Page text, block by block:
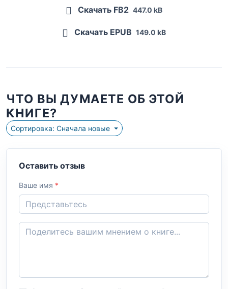
Скачать FB2 447.0 kB
Скачать EPUB 149.0 kB
ЧТО ВЫ ДУМАЕТЕ ОБ ЭТОЙ
КНИГЕ?
Сортировка: Сначала новые
Оставить отзыв
Ваше имя *